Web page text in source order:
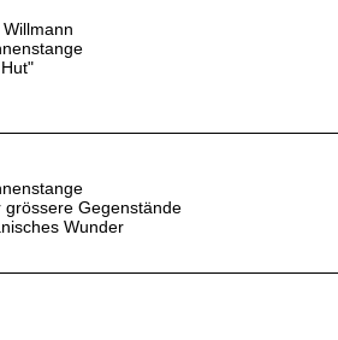
Gegenstände
Wunder